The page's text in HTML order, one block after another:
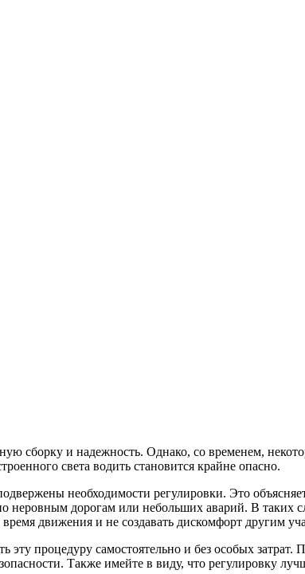
сборку и надежность. Однако, со временем,
света водить становится крайне опасно.
необходимости регулировки. Это
дорогам или небольших аварий. В таких
движения и не создавать дискомфорт другим
эту процедуру самостоятельно и без особых затрат.
Также имейте в виду, что регулировку